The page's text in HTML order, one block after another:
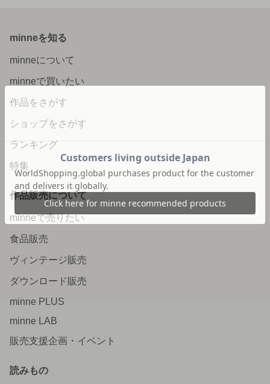
minneを知る
minneについて
minneで買いたい
作品をさがす
ショップをさがす
ランキング
特集
作品販売について
minneで売りたい
食品販売
ヴィンテージ販売
ダウンロード販売
minne PLUS
minne LAB
販売支援企画・イベント
読みもの